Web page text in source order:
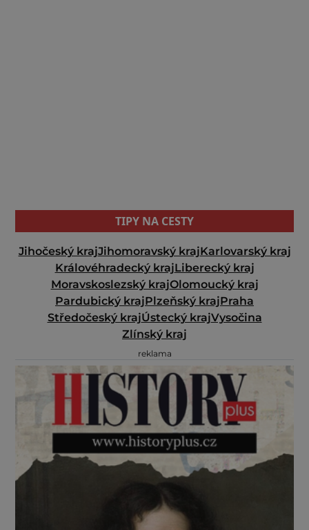
TIPY NA CESTY
Jihočeský krajJihomoravský krajKarlovarský kraj
Královéhradecký krajLiberecký kraj
Moravskoslezský krajOlomoucký kraj
Pardubický krajPlzeňský krajPraha
Středočeský krajÚstecký krajVysočina
Zlínský kraj
reklama